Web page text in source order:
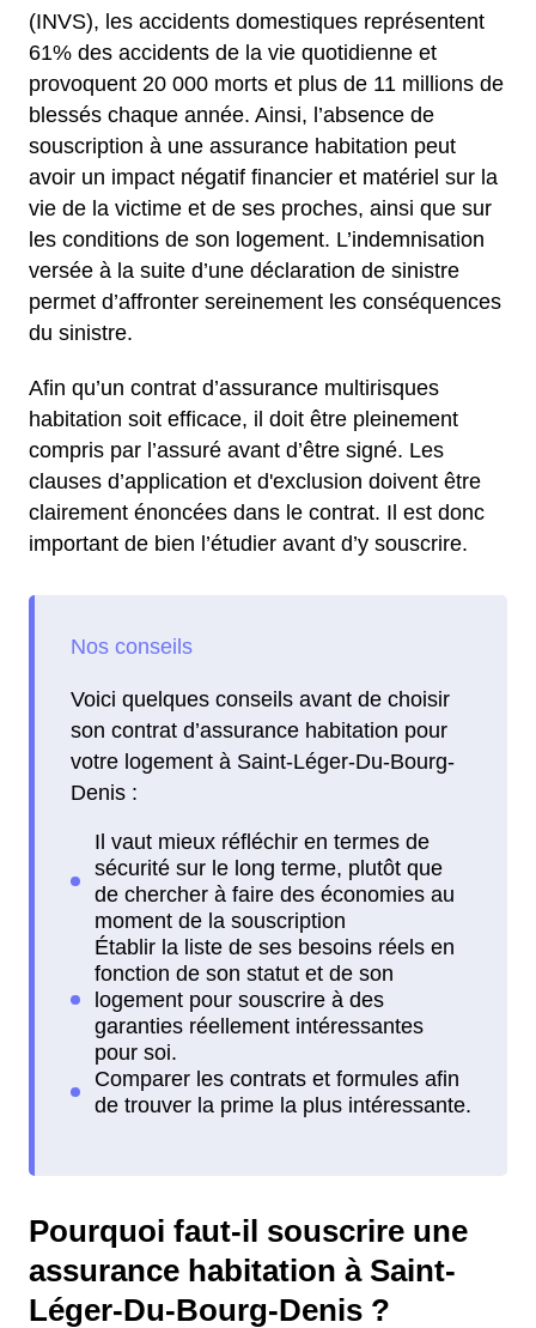
(INVS), les accidents domestiques représentent
61% des accidents de la vie quotidienne et
provoquent 20 000 morts et plus de 11 millions de
blessés chaque année. Ainsi, l’absence de
souscription à une assurance habitation peut
avoir un impact négatif financier et matériel sur la
vie de la victime et de ses proches, ainsi que sur
les conditions de son logement. L’indemnisation
versée à la suite d’une déclaration de sinistre
permet d’affronter sereinement les conséquences
du sinistre.
Afin qu’un contrat d’assurance multirisques
habitation soit efficace, il doit être pleinement
compris par l’assuré avant d’être signé. Les
clauses d’application et d'exclusion doivent être
clairement énoncées dans le contrat. Il est donc
important de bien l’étudier avant d’y souscrire.
Voici quelques conseils avant de choisir
son contrat d’assurance habitation pour
votre logement à Saint-Léger-Du-Bourg-
Denis :
Pourquoi faut-il souscrire une
assurance habitation à Saint-
Léger-Du-Bourg-Denis ?